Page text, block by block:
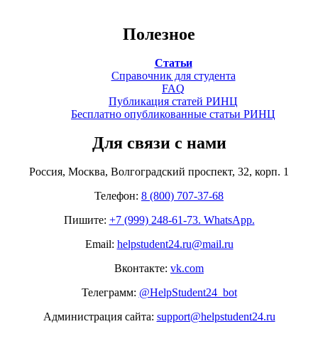
Полезное
Статьи
Справочник для студента
FAQ
Публикация статей РИНЦ
Бесплатно опубликованные статьи РИНЦ
Для связи с нами
Россия, Москва, Волгоградский проспект, 32, корп. 1
Телефон: 8 (800) 707-37-68
Пишите: +7 (999) 248-61-73. WhatsApp.
Email: helpstudent24.ru@mail.ru
Вконтакте: vk.com
Телеграмм: @HelpStudent24_bot
Администрация сайта: support@helpstudent24.ru